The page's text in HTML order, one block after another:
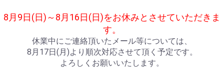
8月9日(日)～8月16日(日)をお休みとさせていただきま
す。
休業中にご連絡頂いたメール等については、
8月17日(月)より順次対応させて頂く予定です。
よろしくお願いいたします。